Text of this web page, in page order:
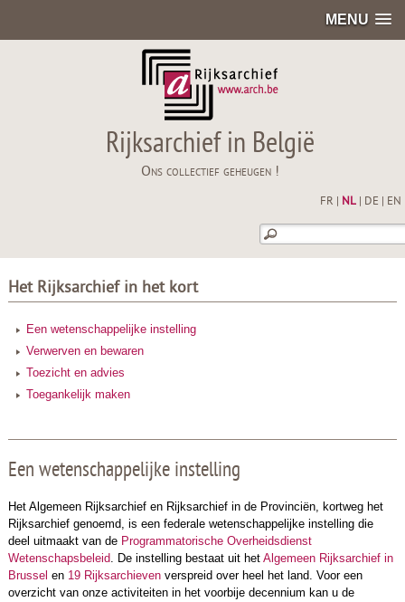
MENU
Rijksarchief in België
Ons collectief geheugen !
FR NL| DE EN
Het Rijksarchief in het kort
Een wetenschappelijke instelling
Verwerven en bewaren
Toezicht en advies
Toegankelijk maken
Een wetenschappelijke instelling
Het Algemeen Rijksarchief en Rijksarchief in de Provinciën, kortweg het
Rijksarchief genoemd, is een federale wetenschappelijke instelling die
deel uitmaakt van de Programmatorische Overheidsdienst
Wetenschapsbeleid. De instelling bestaat uit het Algemeen Rijksarchief in
Brussel en 19 Rijksarchievenverspreid over heel het land. Voor een
overzicht van onze activiteiten in het voorbije decennium kan u de